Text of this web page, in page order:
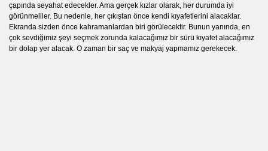
çapında seyahat edecekler. Ama gerçek kızlar olarak, her durumda iyi
görünmeliler. Bu nedenle, her çıkıştan önce kendi kıyafetlerini alacaklar.
Ekranda sizden önce kahramanlardan biri görülecektir. Bunun yanında, en
çok sevdiğimiz şeyi seçmek zorunda kalacağımız bir sürü kıyafet alacağımız
bir dolap yer alacak. O zaman bir saç ve makyaj yapmamız gerekecek.